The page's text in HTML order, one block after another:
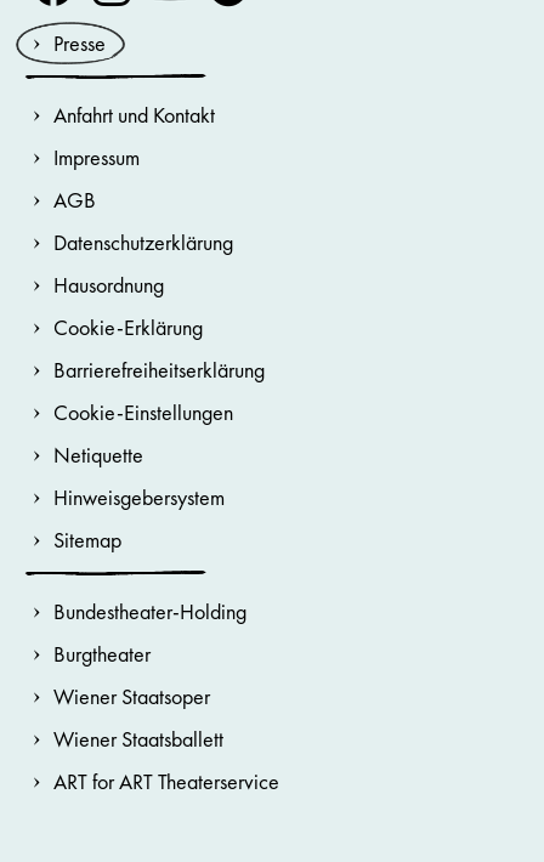
Presse
Anfahrt und Kontakt
Impressum
AGB
Datenschutzerklärung
Hausordnung
Cookie-Erklärung
Barrierefreiheitserklärung
Cookie-Einstellungen
Netiquette
Hinweisgebersystem
Sitemap
Bundestheater-Holding
Burgtheater
Wiener Staatsoper
Wiener Staatsballett
ART for ART Theaterservice